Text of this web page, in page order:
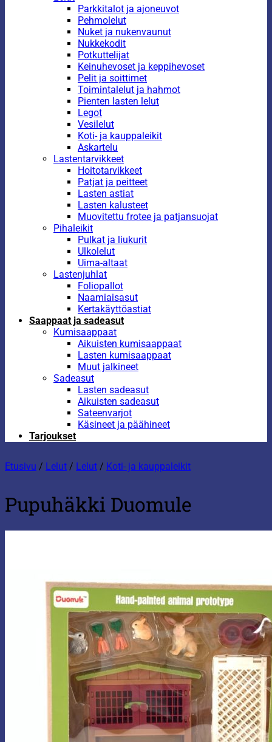
Parkkitalot ja ajoneuvot
Pehmolelut
Nuket ja nukenvaunut
Nukkekodit
Potkuttelijat
Keinuhevoset ja keppihevoset
Pelit ja soittimet
Toimintalelut ja hahmot
Pienten lasten lelut
Legot
Vesilelut
Koti- ja kauppaleikit
Askartelu
Lastentarvikkeet
Hoitotarvikkeet
Patjat ja peitteet
Lasten astiat
Lasten kalusteet
Muovitettu frotee ja patjansuojat
Pihaleikit
Pulkat ja liukurit
Ulkolelut
Uima-altaat
Lastenjuhlat
Foliopallot
Naamiaisasut
Kertakäyttöastiat
Saappaat ja sadeasut
Kumisaappaat
Aikuisten kumisaappaat
Lasten kumisaappaat
Muut jalkineet
Sadeasut
Lasten sadeasut
Aikuisten sadeasut
Sateenvarjot
Käsineet ja päähineet
Tarjoukset
Etusivu / Lelut / Lelut / Koti- ja kauppaleikit
Pupuhäkki Duomule